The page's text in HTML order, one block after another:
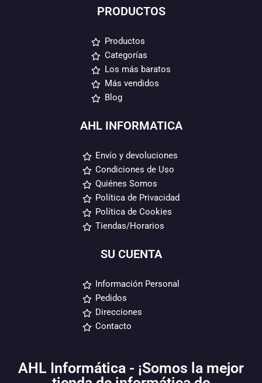
PRODUCTOS
Productos
Categorías
Los más baratos
Más vendidos
Blog
AHL INFORMATICA
Envío y devoluciones
Condiciones de Uso
Quiénes Somos
Política de Privacidad
Política de Cookies
Tiendas/Horarios
SU CUENTA
Información Personal
Pedidos
Direcciones
Contacto
AHL Informática - ¡Somos la mejor